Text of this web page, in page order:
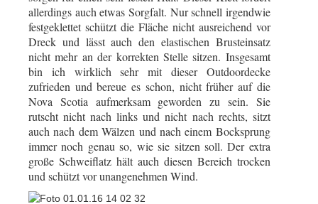
allerdings auch etwas Sorgfalt. Nur schnell irgendwie
festgeklettet schützt die Fläche nicht ausreichend vor
Dreck und lässt auch den elastischen Brusteinsatz
nicht mehr an der korrekten Stelle sitzen. Insgesamt
bin ich wirklich sehr mit dieser Outdoordecke
zufrieden und bereue es schon, nicht früher auf die
Nova Scotia aufmerksam geworden zu sein. Sie
rutscht nicht nach links und nicht nach rechts, sitzt
auch nach dem Wälzen und nach einem Bocksprung
immer noch genau so, wie sie sitzen soll.Der extra
große Schweiflatz hält auch diesen Bereich trocken
und schützt vor unangenehmen Wind.